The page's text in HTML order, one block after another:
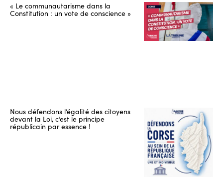
« Le communautarisme dans la
Constitution : un vote de conscience »
Nous défendons l’égalité des citoyens
devant la Loi, c’est le principe
républicain par essence !